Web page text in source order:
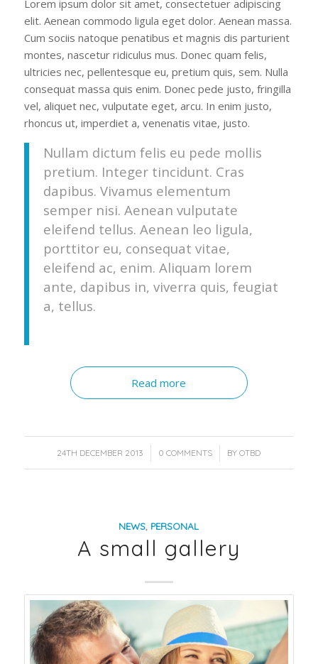
Lorem ipsum dolor sit amet, consectetuer adipiscing
elit. Aenean commodo ligula eget dolor. Aenean massa.
Cum sociis natoque penatibus et magnis dis parturient
montes, nascetur ridiculus mus. Donec quam felis,
ultricies nec, pellentesque eu, pretium quis, sem. Nulla
consequat massa quis enim. Donec pede justo, fringilla
vel, aliquet nec, vulputate eget, arcu. In enim justo,
rhoncus ut, imperdiet a, venenatis vitae, justo.
Nullam dictum felis eu pede mollis
pretium. Integer tincidunt. Cras
dapibus. Vivamus elementum
semper nisi. Aenean vulputate
eleifend tellus. Aenean leo ligula,
porttitor eu, consequat vitae,
eleifend ac, enim. Aliquam lorem
ante, dapibus in, viverra quis, feugiat
a, tellus.
Read more
24TH DECEMBER 2013
/ 0 COMMENTS
/ BYOTBD
NEWS, PERSONAL
A small gallery